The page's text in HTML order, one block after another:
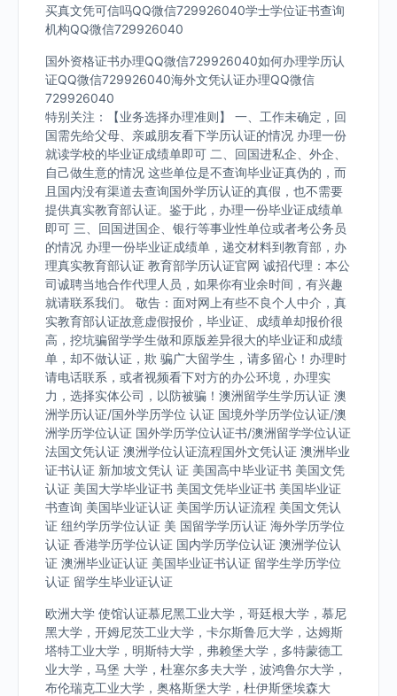
买真文凭可信吗QQ微信729926040学士学位证书查询
机构QQ微信729926040
国外资格证书办理QQ微信729926040如何办理学历认
证QQ微信729926040海外文凭认证办理QQ微信
729926040
特别关注：【业务选择办理准则】 一、工作未确定，回
国需先给父母、亲戚朋友看下学历认证的情况 办理一份
就读学校的毕业证成绩单即可 二、回国进私企、外企、
自己做生意的情况 这些单位是不查询毕业证真伪的，而
且国内没有渠道去查询国外学历认证的真假，也不需要
提供真实教育部认证。鉴于此，办理一份毕业证成绩单
即可 三、回国进国企、银行等事业性单位或者考公务员
的情况 办理一份毕业证成绩单，递交材料到教育部，办
理真实教育部认证 教育部学历认证官网 诚招代理：本公
司诚聘当地合作代理人员，如果你有业余时间，有兴趣
就请联系我们。 敬告：面对网上有些不良个人中介，真
实教育部认证故意虚假报价，毕业证、成绩单却报价很
高，挖坑骗留学学生做和原版差异很大的毕业证和成绩
单，却不做认证，欺 骗广大留学生，请多留心！办理时
请电话联系，或者视频看下对方的办公环境，办理实
力，选择实体公司，以防被骗！澳洲留学生学历认证 澳
洲学历认证/国外学历学位 认证 国境外学历学位认证/澳
洲学历学位认证 国外学历学位认证书/澳洲留学学位认证
法国文凭认证 澳洲学位认证流程国外文凭认证 澳洲毕业
证书认证 新加坡文凭认 证 美国高中毕业证书 美国文凭
认证 美国大学毕业证书 美国文凭毕业证书 美国毕业证
书查询 美国毕业证认证 美国学历认证流程 美国文凭认
证 纽约学历学位认证 美 国留学学历认证 海外学历学位
认证 香港学历学位认证 国内学历学位认证 澳洲学位认
证 澳洲毕业证认证 美国毕业证书认证 留学生学历学位
认证 留学生毕业证认证
欧洲大学 使馆认证慕尼黑工业大学，哥廷根大学，慕尼
黑大学，开姆尼茨工业大学，卡尔斯鲁厄大学，达姆斯
塔特工业大学，明斯特大学，弗赖堡大学，多特蒙德工
业大学，马堡 大学，杜塞尔多夫大学，波鸿鲁尔大学，
布伦瑞克工业大学，奥格斯堡大学，杜伊斯堡埃森大